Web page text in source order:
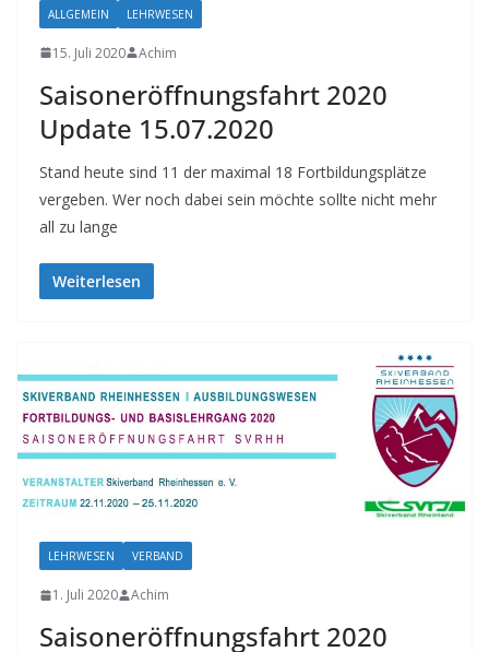
ALLGEMEIN LEHRWESEN
15. Juli 2020 Achim
Saisoneröffnungsfahrt 2020
Update 15.07.2020
Stand heute sind 11 der maximal 18 Fortbildungsplätze
vergeben. Wer noch dabei sein möchte sollte nicht mehr
all zu lange
Weiterlesen
LEHRWESEN VERBAND
1. Juli 2020 Achim
Saisoneröffnungsfahrt 2020